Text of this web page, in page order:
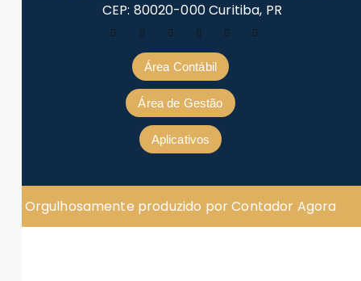
CEP: 80020-000 Curitiba, PR
Área Contábil
Área de Gestão
Aplicativos
Orgulhosamente produzido por Contador Agora